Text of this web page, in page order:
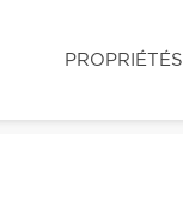
PROPRIÉTÉS